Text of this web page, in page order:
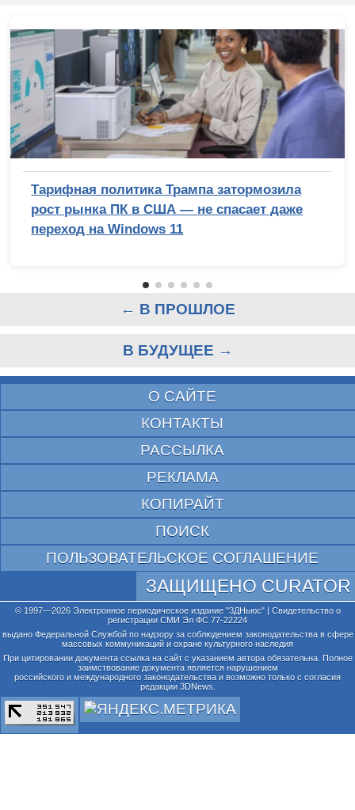
Тарифная политика Трампа затормозила
рост рынка ПК в США — не спасает даже
переход на Windows 11
← В ПРОШЛОЕ
В БУДУЩЕЕ →
О САЙТЕ
КОНТАКТЫ
РАССЫЛКА
РЕКЛАМА
КОПИРАЙТ
ПОИСК
ПОЛЬЗОВАТЕЛЬСКОЕ СОГЛАШЕНИЕ
ЗАЩИЩЕНО CURATOR
© 1997—2026 Электронное периодическое издание "3ДНьюс" | Свидетельство о
регистрации СМИ Эл ФС 77-22224
выдано Федеральной Службой по надзору за соблюдением законодательства в сфере
массовых коммуникаций и охране культурного наследия
При цитировании документа ссылка на сайт с указанием автора обязательна. Полное
заимствование документа является нарушением
российского и международного законодательства и возможно только с согласия
редакции 3DNews.